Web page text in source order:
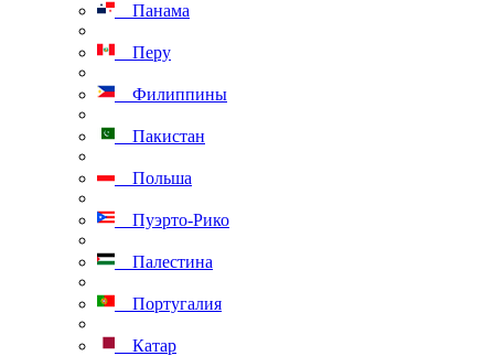
Панама
Перу
Филиппины
Пакистан
Польша
Пуэрто-Рико
Палестина
Португалия
Катар